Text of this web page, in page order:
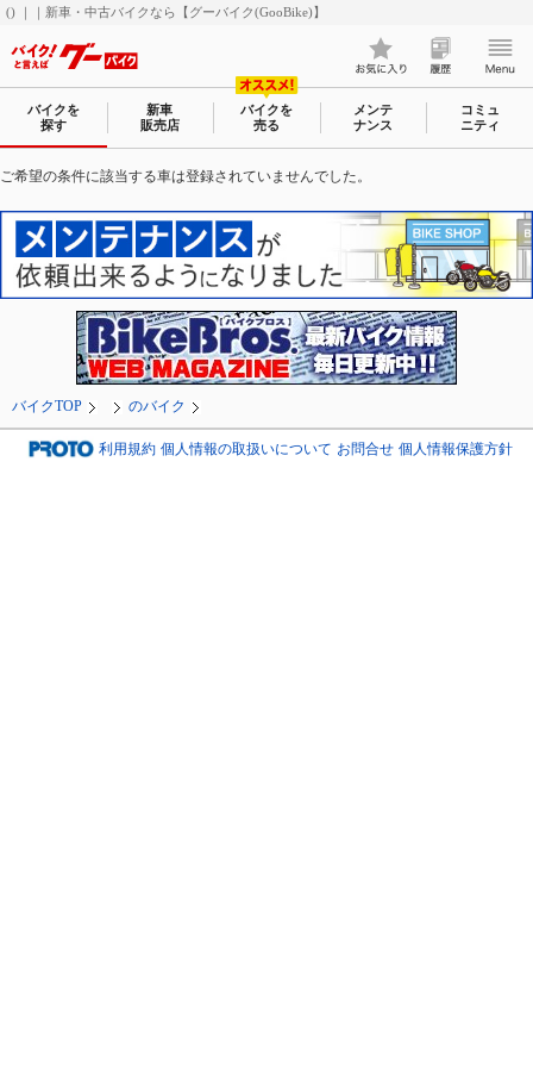
() ｜｜新車・中古バイクなら【グーバイク(GooBike)】
バイクを
探す
新車
販売店
バイクを
売る
メンテ
ナンス
コミュ
ニティ
ご希望の条件に該当する車は登録されていませんでした。
バイクTOP のバイク
利用規約 個人情報の取扱いについて お問合せ 個人情報保護方針